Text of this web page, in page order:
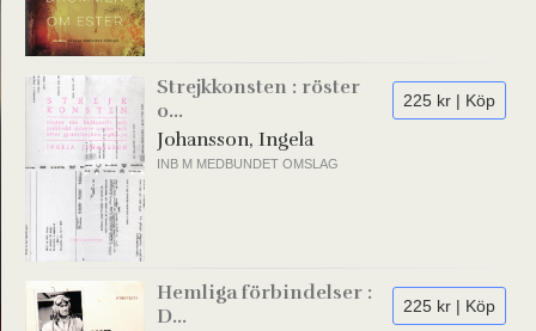
225 kr | Köp
Strejkkonsten : röster
o...
Johansson, Ingela
INB M MEDBUNDET OMSLAG
225 kr | Köp
Hemliga förbindelser :
D...